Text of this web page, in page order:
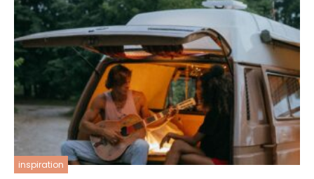
inspiration